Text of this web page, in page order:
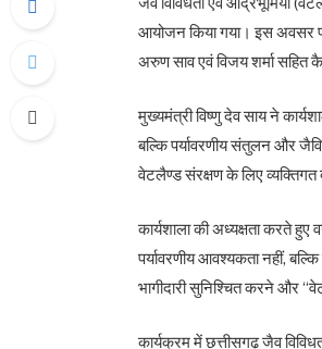
आयोजन किया गया। इस अवसर
अरुण साव एवं विजय शर्मा सहित
मुख्यमंत्री विष्णु देव साय ने
बल्कि पर्यावरणीय संतुलन और
वेटलैण्ड संरक्षण के लिए
कार्यशाला की अध्यक्षता करते
पर्यावरणीय आवश्यकता नहीं,
भागीदारी सुनिश्चित करने और
कार्यक्रम में छत्तीसगढ़ जैव